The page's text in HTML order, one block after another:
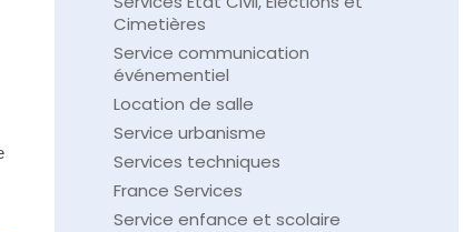
Cimetières
Service communication
événementiel
Location de salle
Service urbanisme
Services techniques
France Services
Service enfance et scolaire